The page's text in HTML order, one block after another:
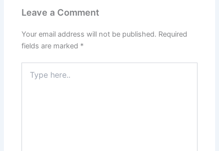
Leave a Comment
Your email address will not be published. Required
fields are marked *
here..